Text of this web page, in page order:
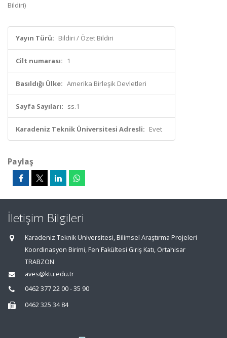
Bildiri)
Yayın Türü: Bildiri / Özet Bildiri
Cilt numarası: 1
Basıldığı Ülke: Amerika Birleşik Devletleri
Sayfa Sayıları: ss.1
Karadeniz Teknik Üniversitesi Adresli: Evet
Paylaş
İletişim Bilgileri
Karadeniz Teknik Üniversitesi, Bilimsel Araştırma Projeleri
Koordinasyon Birimi, Fen Fakültesi Giriş Katı, Ortahisar
TRABZON
aves@ktu.edu.tr
0462 377 22 00 - 35 90
0462 325 34 84